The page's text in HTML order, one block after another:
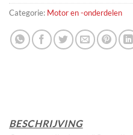
Categorie: Motor en -onderdelen
BESCHRIJVING